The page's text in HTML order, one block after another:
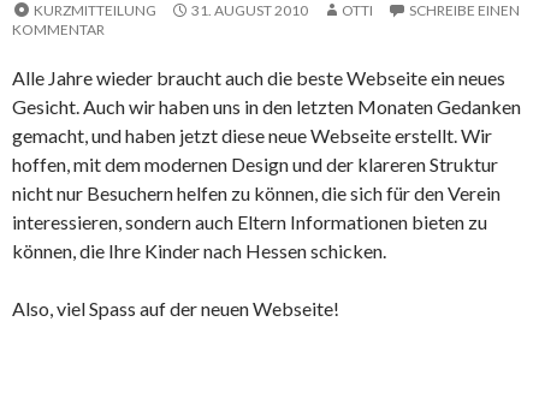
KURZMITTEILUNG
31. AUGUST 2010 OTTI
SCHREIBE EINEN
KOMMENTAR
Alle Jahre wieder braucht auch die beste Webseite ein neues
Gesicht. Auch wir haben uns in den letzten Monaten Gedanken
gemacht, und haben jetzt diese neue Webseite erstellt. Wir
hoffen, mit dem modernen Design und der klareren Struktur
nicht nur Besuchern helfen zu können, die sich für den Verein
interessieren, sondern auch Eltern Informationen bieten zu
können, die Ihre Kinder nach Hessen schicken.
Also, viel Spass auf der neuen Webseite!